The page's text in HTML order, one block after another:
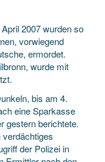
2007 wurden so
vorwiegend
ermordet.
wurde mit
bis am 4.
eine Sparkasse
gestern berichtete.
verdächtiges
der Polizei in